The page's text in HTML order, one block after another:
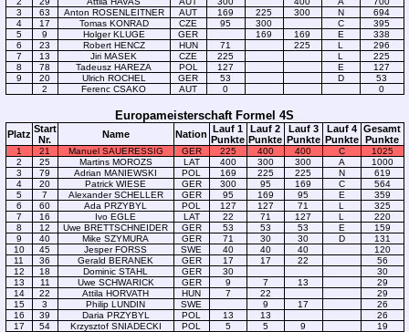
3
63 Anton ROSENLEITNER AUT 169 225 300 N
694
4
17 Tomas KONRAD CZE 95 300 C
395
5
9 Holger KLUGE GER 169 169 E
338
6
23 Robert HENCZ HUN 71 225 L
296
7
13 Jiri MASEK CZE 225 L
225
8
78 Tadeusz HAREZA POL 127 E
127
9
20 Ulrich ROCHEL GER 53 D
53
2
Ferenc CSAKO AUT 0 0
Europameisterschaft Formel 4S
Platz Start
Nr.
Name Nation Lauf 1
Punkte
Lauf 2
Punkte
Lauf 3
Punkte
Lauf 4
Punkte
Gesamt
Punkte
1 21 Manuel SAUERESSIG GER 225 400 400 C
1025
2
25 Martins MOROZS LAT 400 300 300 A
1000
3
79 Adrian MANIEWSKI POL 169 225 225 N
619
4
20 Patrick WIESE GER 300 95 169 C
564
5
7 Alexander SCHELLER GER 95 169 95 E
359
6
60 Ada PRZYBYL POL 127 127 71 L
325
7
16 Ivo EGLE LAT 22 71 127 L
220
8
12 Uwe BRETTSCHNEIDER GER 53 53 53 E
159
9
40 Mike SZYMURA GER 71 30 30 D
131
10
45 Jesper FORSS SWE 40 40 40
120
11
36 Gerald BERANEK GER 17 17 22
56
12
18 Dominic STAHL GER 30
30
13
11 Uwe SCHWARICK GER 9 7 13
29
14
22 Attila HORVATH HUN 7 22
29
15
3 Philip LUNDIN SWE 9 17
26
16
39 Daria PRZYBYL POL 13 13
26
17
54 Krzysztof SNIADECKI POL 5 5 9 19